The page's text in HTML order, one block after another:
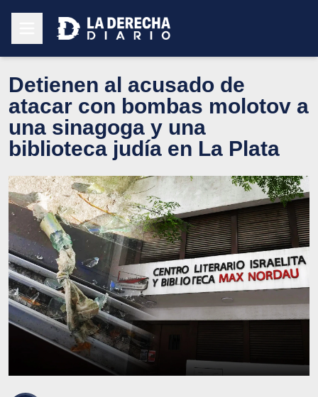
Detienen al acusado de
atacar con bombas molotov a
una sinagoga y una
biblioteca judía en La Plata